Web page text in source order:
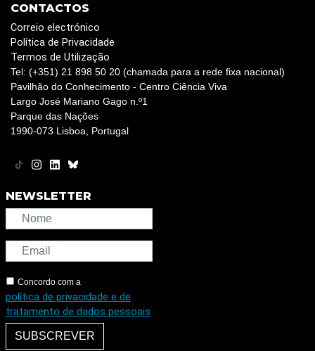
CONTACTOS
Correio electrónico
Política de Privacidade
Termos de Utilização
Tel: (+351) 21 898 50 20 (chamada para a rede fixa nacional)
Pavilhão do Conhecimento - Centro Ciência Viva
Largo José Mariano Gago n.º1
Parque das Nações
1990-073 Lisboa, Portugal
NEWSLETTER
Concordo com a
política de privacidade e de
tratamento de dados pessoais
SUBSCREVER